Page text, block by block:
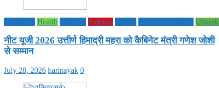
Health Political
नीट यूजी 2026 उत्तीर्ण हिमाद्री महरा को कैबिनेट मंत्री गणेश जोशी
से सम्मान
July 28, 2026 harinayak 0